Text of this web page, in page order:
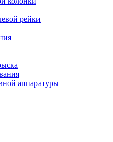
рейки
аппаратуры